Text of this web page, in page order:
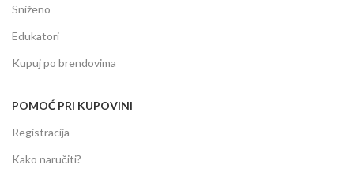
Sniženo
Edukatori
Kupuj po brendovima
POMOĆ PRI KUPOVINI
Registracija
Kako naručiti?